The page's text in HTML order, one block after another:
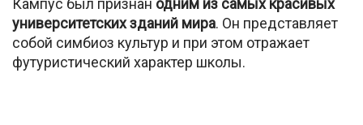
Кампус был признан одним из самых красивых
университетских зданий мира. Он представляет
собой симбиоз культур и при этом отражает
футуристический характер школы.